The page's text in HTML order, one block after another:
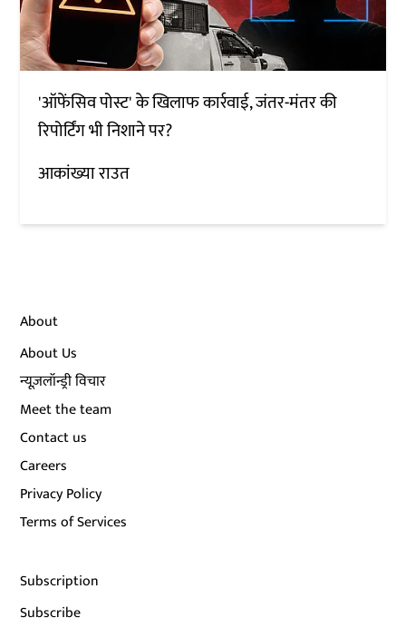
'ऑफेंसिव पोस्ट' के खिलाफ कार्रवाई, जंतर-मंतर की
रिपोर्टिंग भी निशाने पर?
आकांख्या राउत
About
About Us
न्यूज़लॉन्ड्री विचार
Meet the team
Contact us
Careers
Privacy Policy
Terms of Services
Subscription
Subscribe